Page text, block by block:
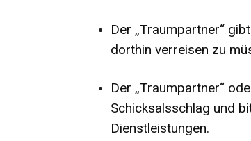
Der „Traumpartner“
dorthin verreisen zu
Der „Traumpartner“
Schicksalsschlag und
Dienstleistungen.